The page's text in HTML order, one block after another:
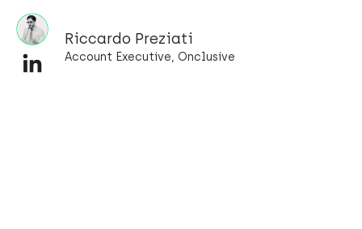
Riccardo Preziati
Account Executive, Onclusive